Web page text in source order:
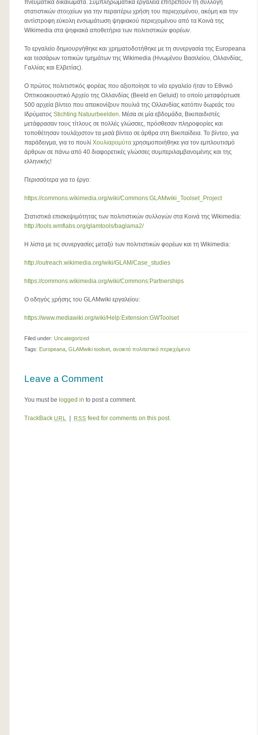
πνευματικά δικαιώματα. Συμπληρωματικά εργαλεία επιτρέπουν τη συλλογή
στατιστικών στοιχείων για την περαιτέρω χρήση του περιεχομένου, ακόμη και την
αντίστροφη εύκολη ενσωμάτωση ψηφιακού περιεχομένου από τα Κοινά της
Wikimedia στα ψηφιακά αποθετήρια των πολιτιστικών φορέων.
Το εργαλείο δημιουργήθηκε και χρηματοδοτήθηκε με τη συνεργασία της Europeana
και τεσσάρων τοπικών τμημάτων της Wikimedia (Ηνωμένου Βασιλείου, Ολλανδίας,
Γαλλίας και Ελβετίας).
Ο πρώτος πολιτιστικός φορέας που αξιοποίησε το νέο εργαλείο ήταν το Εθνικό
Οπτικοακουστικό Αρχείο της Ολλανδίας (Beeld en Geluid) το οποίο μεταφόρτωσε
500 αρχεία βίντεο που απεικονίζουν πουλιά της Ολλανδίας κατόπιν δωρεάς του
Ιδρύματος Stichting Natuurbeelden. Μέσα σε μία εβδομάδα, Βικιπαιδιστές
μετάφρασαν τους τίτλους σε πολλές γλώσσες, πρόσθεσαν πληροφορίες και
τοποθέτησαν τουλάχιστον τα μισά βίντεο σε άρθρα στη Βικιπαίδεια. Το βίντεο, για
παράδειγμα, για το πουλί Χουλιαρομύτα χρησιμοποιήθηκε για τον εμπλουτισμό
άρθρων σε πάνω από 40 διαφορετικές γλώσσες συμπεριλαμβανομένης και της
ελληνικής!
Περισσότερα για το έργο:
https://commons.wikimedia.org/wiki/Commons:GLAMwiki_Toolset_Project
Στατιστικά επισκεψιμότητας των πολιτιστικών συλλογών στα Κοινά της Wikimedia:
http://tools.wmflabs.org/glamtools/baglama2/
Η λίστα με τις συνεργασίες μεταξύ των πολιτιστικών φορέων και τη Wikimedia:
http://outreach.wikimedia.org/wiki/GLAM/Case_studies
https://commons.wikimedia.org/wiki/Commons:Partnerships
Ο οδηγός χρήσης του GLAMwiki εργαλείου:
https://www.mediawiki.org/wiki/Help:Extension:GWToolset
Filed under: Uncategorized
Tags: Europeana GLAMwiki toolset ανοικτό πολιτιστικό περιεχόμενο
Leave a Comment
You must be logged in to post a comment.
TrackBack URL RSS feed for comments on this post.